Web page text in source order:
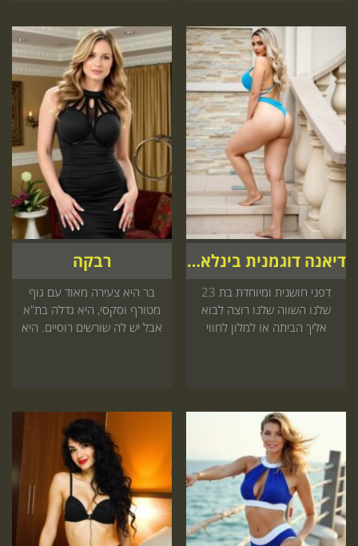
דיאנה דוגמנית בינלאומית
דפני חושנית ומיוחדת בת 23
שלנו השווה שלנו רוצה לבוא
אליך הביתה או למלון לחווי
רבקה
בר היא צעירה מאוד עם גוף
מטורף וסקסי, היא גדלה בת"א
אבל יש לה שורשים רוסיים. היא